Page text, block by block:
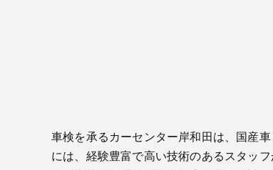
車検を承るカーセンター岸和田は、国産
には、経験豊富で高い技術のあるスタッ